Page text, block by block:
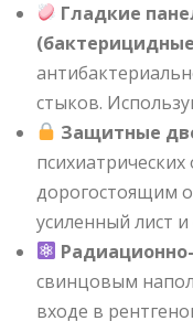
Гладкие
стыков.
Защитные
дорогостоящим
усиленный лист
свинцовым
входе в